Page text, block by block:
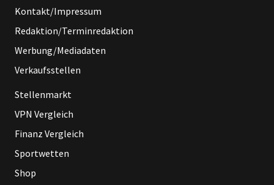
Kontakt/Impressum
Redaktion/Terminredaktion
Werbung/Mediadaten
Verkaufsstellen
Stellenmarkt
VPN Vergleich
Finanz Vergleich
Sportwetten
Shop